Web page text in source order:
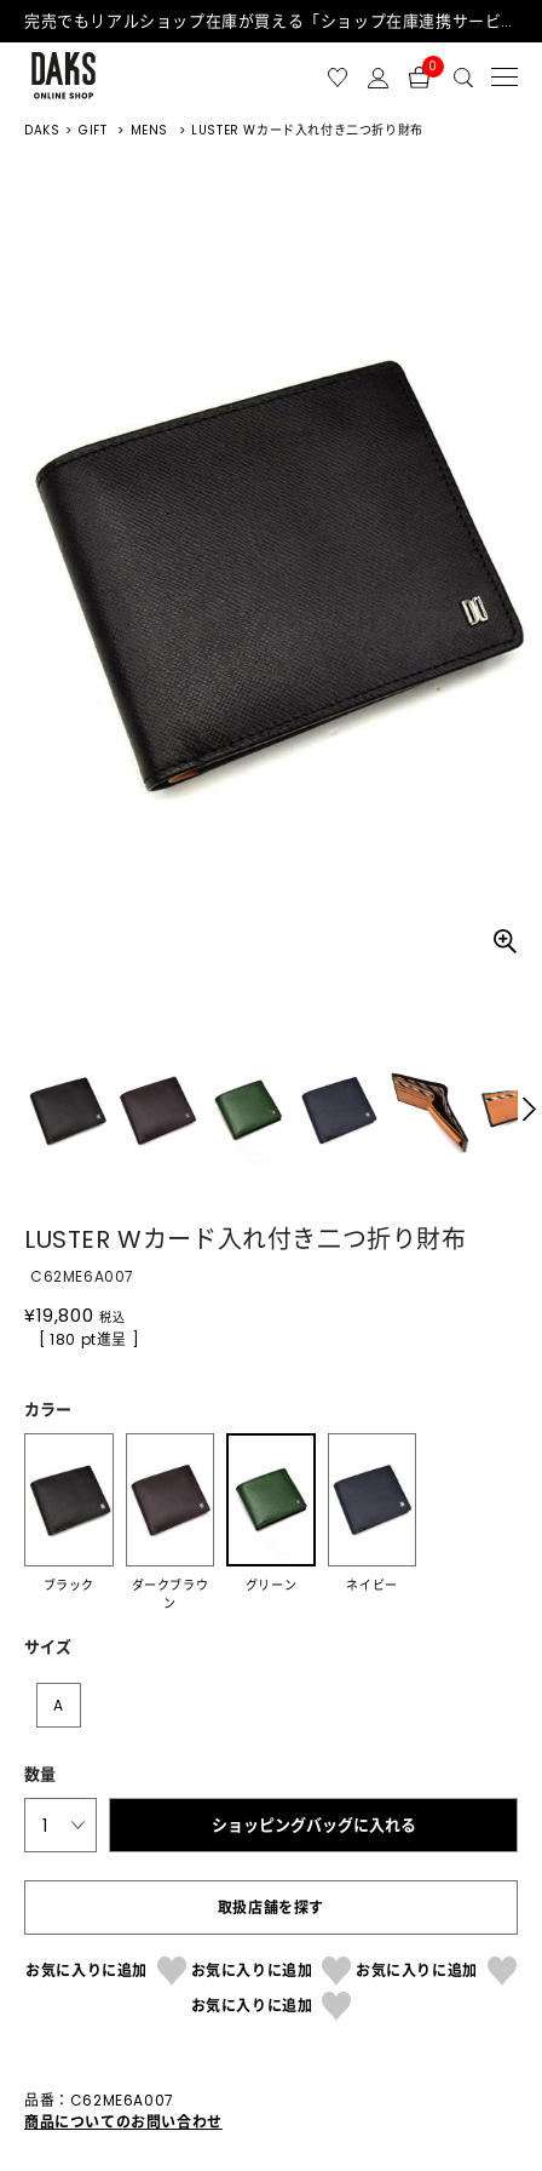
完売でもリアルショップ在庫が買える「ショップ在庫連携サービス」が日中もご利用可能になりました！
0
DAKS GIFT MENS LUSTER Wカード入れ付き二つ折り財布
LUSTER Wカード入れ付き二つ折り財布
C62ME6A007
¥19,800 税込
[ 180 pt進呈 ]
カラー
ブラック
ダークブラウ
ン
グリーン ネイビー
サイズ
A
数量
1 ショッピングバッグに入れる
取扱店舗を探す
お気に入りに追加 お気に入りに追加
お気に入りに追加
お気に入りに追加
品番：C62ME6A007
商品についてのお問い合わせ